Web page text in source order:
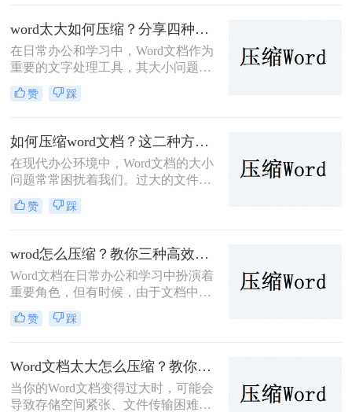
那么word文档怎么压缩到100k呢？本
文将介绍三种有效的方法来帮助您将
Word文档压缩至100K以下。
word太大如何压缩？分享四种轻松压缩方法！
在日常办公和学习中，Word文档作为
重要的文字处理工具，其大小问题时
常困扰着我们。过大的Word文件不仅
占用存储空间，还影响文件传输速度
呢？本文将介绍四种有效的Word文件
压缩方法，帮助您轻松应对Word文件
过大的问题。
赞 踩
如何压缩word文档？这二种方法可以轻松完成压缩！
在现代办公环境中，Word文档的大小
问题常常困扰着我们。过大的文件不
仅占用更多的存储空间，还可能导致
传输速度慢、分享不便等问题。为了
word文档呢？本文将介绍两种有效的
方法来压缩Word文档。
赞 踩
wrod怎么压缩？教你三种高效压缩方法！
Word文档在日常办公和学习中扮演着
重要角色，但有时候，由于文档中包
含大量的图片、表格或其他媒体内
容，导致其体积过大，不便于存储、
问题，我们需要对Word文档进行压
缩。本文将介绍三种Word文档压缩方
法。
赞 踩
Word文档太大怎么压缩？教你三招轻松压缩！
当你的Word文档变得过大时，可能会
导致存储空间紧张、文件传输困难等